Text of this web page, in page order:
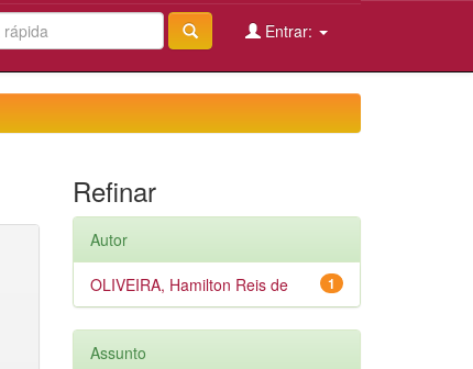
Entrar:
Refinar
Autor
1
OLIVEIRA, Hamilton Reis de
Assunto